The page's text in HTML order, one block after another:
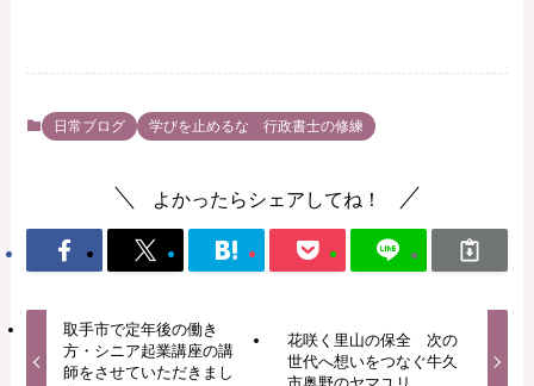
日常ブログ 学びを止めるな 行政書士の修練
よかったらシェアしてね！
取手市で定年後の働き
方・シニア起業講座の講
師をさせていただきまし
花咲く里山の保全 次の
世代へ想いをつなぐ牛久